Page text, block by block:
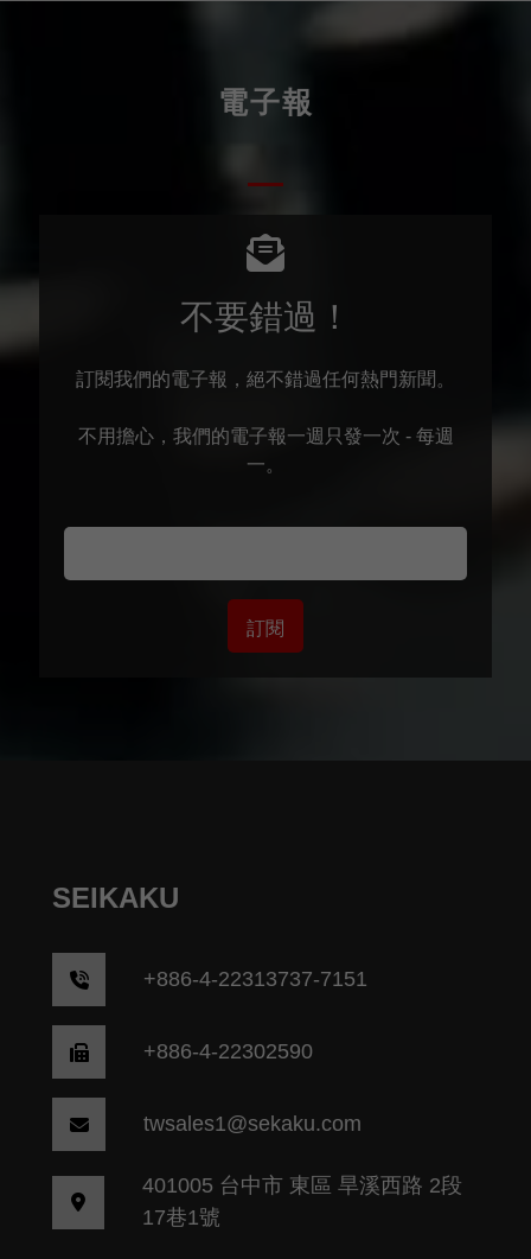
電子報
不要錯過！
訂閱我們的電子報，絕不錯過任何熱門新聞。
不用擔心，我們的電子報一週只發一次 - 每週
一。
訂閱
SEIKAKU
+886-4-22313737-7151
+886-4-22302590
twsales1@sekaku.com
401005 台中市 東區 旱溪西路 2段
17巷1號